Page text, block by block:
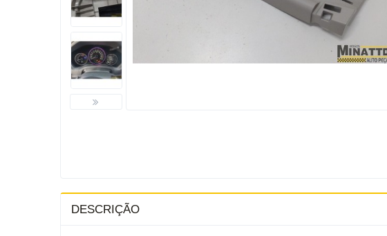
DESCRIÇÃO